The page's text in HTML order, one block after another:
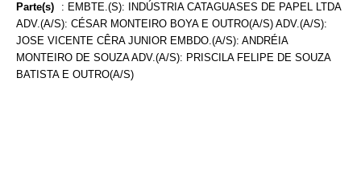
Parte(s) : EMBTE.(S): INDÚSTRIA CATAGUASES DE PAPEL LTDA
ADV.(A/S): CÉSAR MONTEIRO BOYA E OUTRO(A/S) ADV.(A/S):
JOSE VICENTE CÊRA JUNIOR EMBDO.(A/S): ANDRÉIA
MONTEIRO DE SOUZA ADV.(A/S): PRISCILA FELIPE DE SOUZA
BATISTA E OUTRO(A/S)